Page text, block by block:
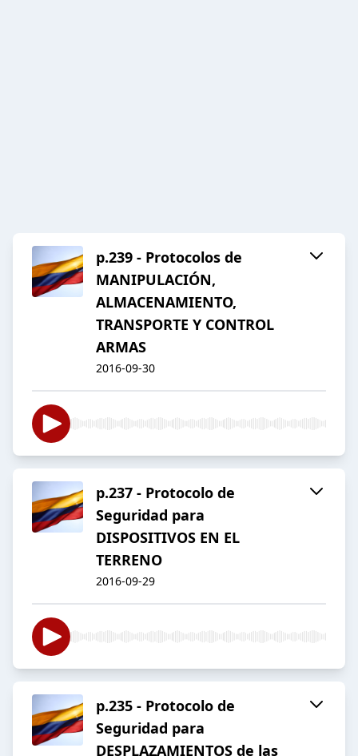
p.239 - Protocolos de
MANIPULACIÓN,
ALMACENAMIENTO,
TRANSPORTE Y CONTROL
ARMAS
2016-09-30
p.237 - Protocolo de
Seguridad para
DISPOSITIVOS EN EL
TERRENO
2016-09-29
p.235 - Protocolo de
Seguridad para
DESPLAZAMIENTOS de las